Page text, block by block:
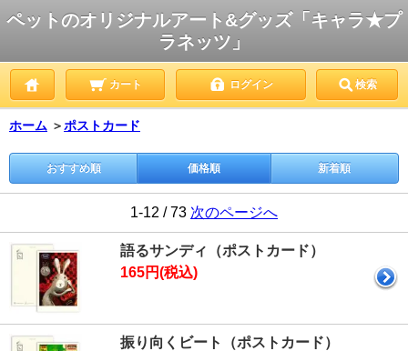
ペットのオリジナルアート&グッズ「キャラ★プ
ラネッツ」
カート ログイン 検索
ホーム ＞ポストカード
おすすめ順 価格順 新着順
1-12 / 73 次のページへ
語るサンディ（ポストカード）
165円(税込)
振り向くビート（ポストカード）